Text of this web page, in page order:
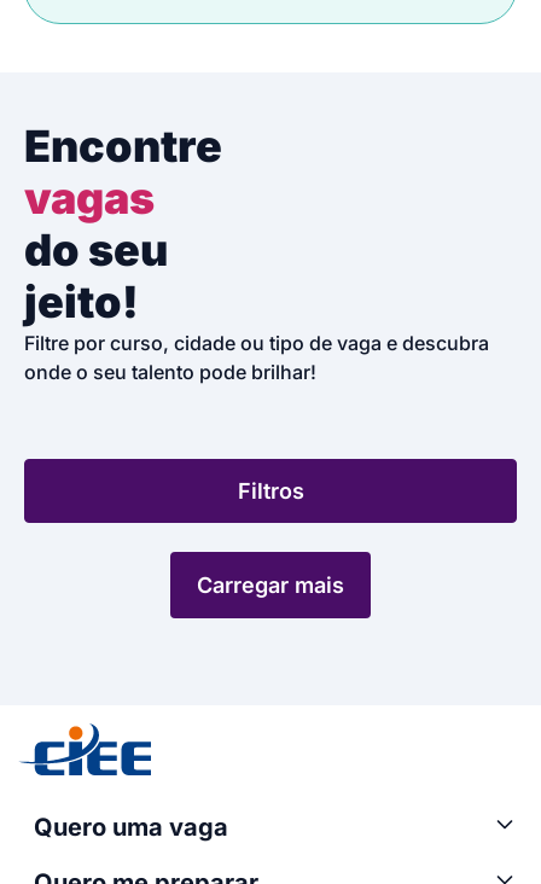
Encontre
vagas
do seu
jeito!
Filtre por curso, cidade ou tipo de vaga e descubra
onde o seu talento pode brilhar!
Filtros
Carregar mais
Quero uma vaga